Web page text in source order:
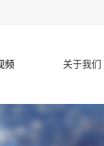
频 关于我们
式